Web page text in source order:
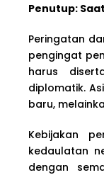
Penutup:
Peringatan
pengingat
harus
diplomatik.
baru,
Kebijakan
kedaulatan
dengan